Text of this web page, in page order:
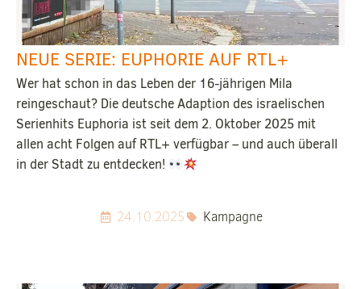
NEUE SERIE: EUPHORIE AUF RTL+
Wer hat schon in das Leben der 16-jährigen Mila
reingeschaut? Die deutsche Adaption des israelischen
Serienhits Euphoria ist seit dem 2. Oktober 2025 mit
allen acht Folgen auf RTL+ verfügbar – und auch überall
in der Stadt zu entdecken!
24.10.2025 Kampagne